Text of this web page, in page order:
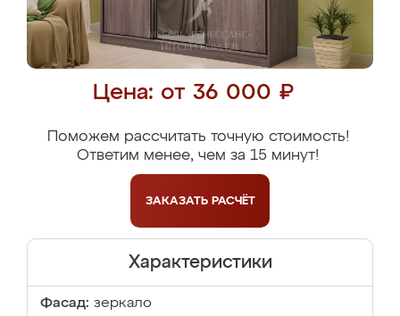
Цена: от 36 000 ₽
Поможем рассчитать точную стоимость!
Ответим менее, чем за 15 минут!
ЗАКАЗАТЬ РАСЧЁТ
Характеристики
Фасад: зеркало